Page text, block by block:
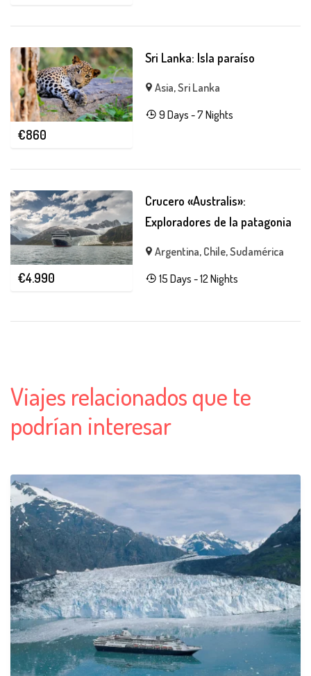
€860
Sri Lanka: Isla paraíso
Asia,Sri Lanka
9 Days - 7 Nights
€4.990
Crucero «Australis»:
Exploradores de la patagonia
Argentina, Chile,Sudamérica
15 Days - 12 Nights
Viajes relacionados que te
podrían interesar